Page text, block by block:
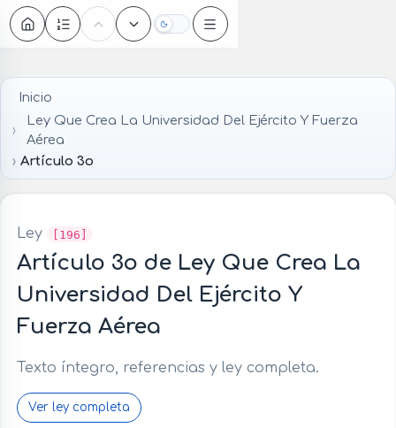
Oscuro
Inicio
Ley Que Crea La Universidad Del Ejército Y Fuerza
Aérea
Artículo 3o
Ley [196]
Artículo 3o de Ley Que Crea La
Universidad Del Ejército Y
Fuerza Aérea
Texto íntegro, referencias y ley completa.
Ver ley completa